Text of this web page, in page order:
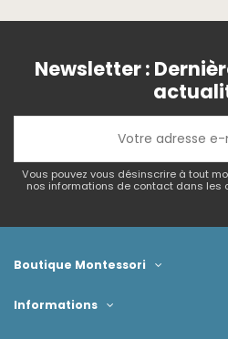
Newsletter :
Vous pouvez vous désinscrire à tout
nos informations de contact dans les
Boutique Montessori
Informations